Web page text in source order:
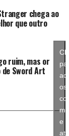
Splatoon
para o
testando
de
para
a recepção
ideias
chega ao
que outro
ruim, mas or
de Sword Art
os
e